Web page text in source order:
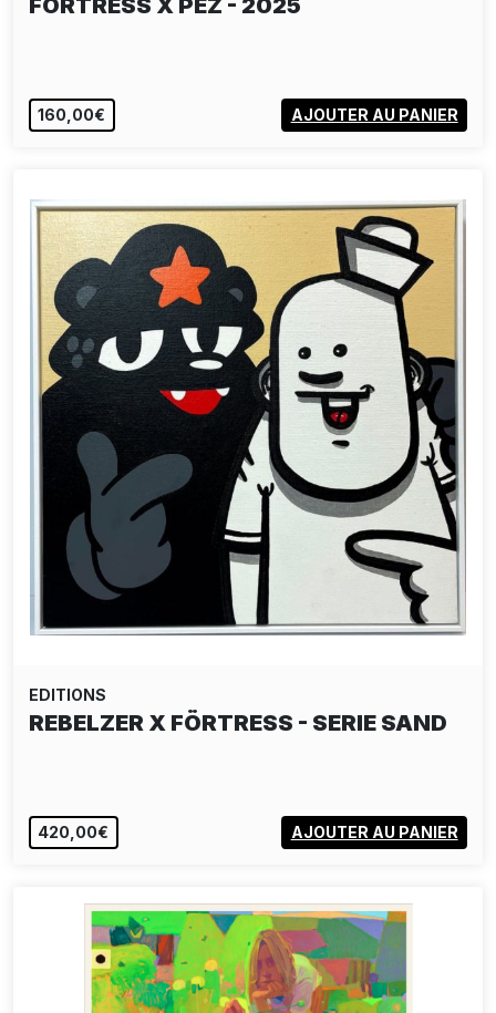
FÖRTRESS X PEZ - 2025
160,00€ AJOUTER AU PANIER
EDITIONS
REBELZER X FÖRTRESS - SERIE SAND
420,00€ AJOUTER AU PANIER